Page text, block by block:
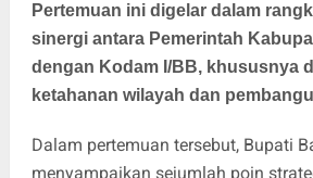
Pertemuan ini digelar dalam
sinergi antara Pemerintah
dengan Kodam I/BB, khususnya
ketahanan wilayah dan
Dalam pertemuan tersebut, Bupati
menyampaikan sejumlah poin